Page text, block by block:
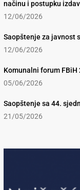
načinu i postupku
12/06/2026
Saopštenje za javnost
12/06/2026
Komunalni forum FBiH
05/06/2026
Saopštenje sa 44.
21/05/2026